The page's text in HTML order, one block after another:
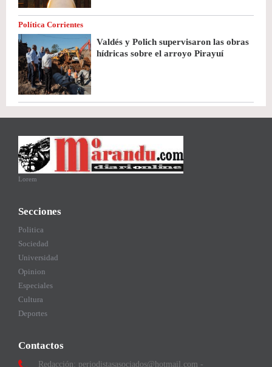
Política Corrientes
Valdés y Polich supervisaron las obras
hídricas sobre el arroyo Pirayuí
Lorem
Secciones
Politica
Sociedad
Universidad
Opinion
Especiales
Cultura
Deportes
Contactos
Redacción: periodistasasociados@hotmail.com -